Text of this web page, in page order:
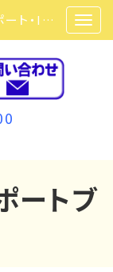
株式会社ベンハウス｜姫路でパソコンサポート・ITサポート・ITセキュリティ・複合機・ビジネスフォンなら弊社にお任せ
ートブ